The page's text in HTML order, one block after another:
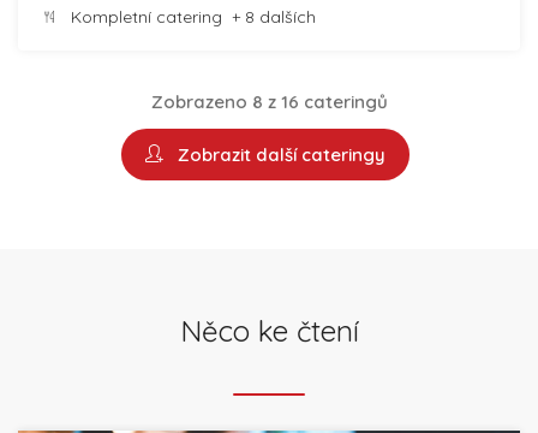
Kompletní catering + 8 dalších
Zobrazeno 8 z 16 cateringů
Zobrazit další cateringy
Něco ke čtení